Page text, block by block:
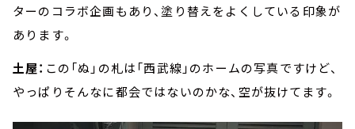
ターのコラボ企画もあり、塗り替えをよくしている印象が
あります。
土屋： この「ぬ」の札は「西武線」のホームの写真ですけど、
やっぱりそんなに都会ではないのかな、空が抜けてます。